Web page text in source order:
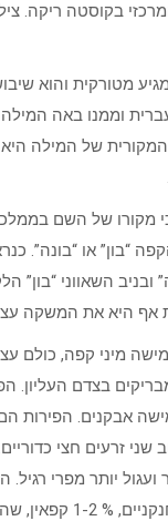
בקוסטה ריקה.
מטורקית והוא
וממנו באה
של המילה היא
מקורו של השם
“בון” או “בונה”.
ובניב השאווני
אף היא את המשקה
מיני קפה, כולם
בצדם העליון.
אבקנים. הפירות
בערך 5-10% מכול פירות הקפה, הם בעלי פול
ועגול יותר מפרי רגיל.
% 11-13